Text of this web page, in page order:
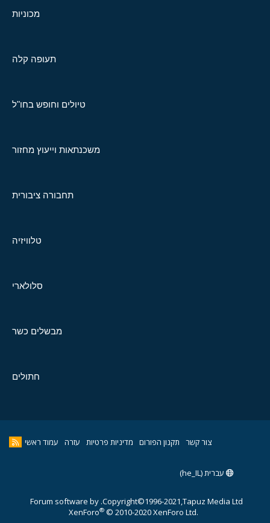
מכוניות
תעופה קלה
טיולים וחופש בחו"ל
משכנתאות וייעוץ מחזור
תחבורה ציבורית
טלוויזיה
סלולארי
מבשלים כשר
חתולים
צור קשר תקנון הפורום מדיניות פרטיות עזרה עמוד ראשי
עברית (he_IL)
Copyright©1996-2021,Tapuz Media Ltd.
Forum software by
XenForo® © 2010-2020 XenForo Ltd.